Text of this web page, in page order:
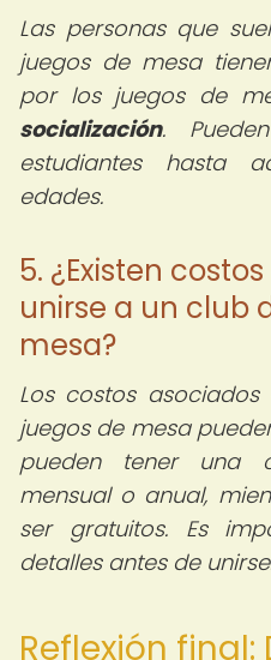
Las personas que
juegos de mesa
por los juegos de
socialización.
estudiantes hasta
edades.
5. ¿Existen
unirse a un club
mesa?
Los costos
juegos de mesa
pueden tener una
mensual o anual,
ser gratuitos. Es
detalles antes de
Reflexión